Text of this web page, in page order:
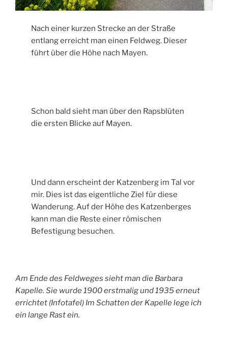
Nach einer kurzen Strecke an der Straße
entlang erreicht man einen Feldweg. Dieser
führt über die Höhe nach Mayen.
Schon bald sieht man über den Rapsblüten
die ersten Blicke auf Mayen.
Und dann erscheint der Katzenberg im Tal vor
mir. Dies ist das eigentliche Ziel für diese
Wanderung. Auf der Höhe des Katzenberges
kann man die Reste einer römischen
Befestigung besuchen.
Am Ende des Feldweges sieht man die Barbara
Kapelle. Sie wurde 1900 erstmalig und 1935 erneut
errichtet (Infotafel) Im Schatten der Kapelle lege ich
ein lange Rast ein.